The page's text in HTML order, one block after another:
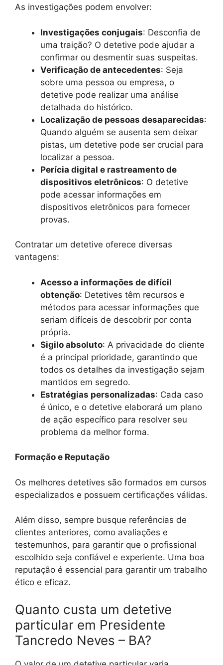
As investigações podem envolver:
Investigações conjugais: Desconfia de
uma traição? O detetive pode ajudar a
confirmar ou desmentir suas suspeitas.
Verificação de antecedentes: Seja
sobre uma pessoa ou empresa, o
detetive pode realizar uma análise
detalhada do histórico.
Localização de pessoas desaparecidas:
Quando alguém se ausenta sem deixar
pistas, um detetive pode ser crucial para
localizar a pessoa.
Perícia digital e rastreamento de
dispositivos eletrônicos: O detetive
pode acessar informações em
dispositivos eletrônicos para fornecer
provas.
Contratar um detetive oferece diversas
vantagens:
Acesso a informações de difícil
obtenção: Detetives têm recursos e
métodos para acessar informações que
seriam difíceis de descobrir por conta
própria.
Sigilo absoluto: A privacidade do cliente
é a principal prioridade, garantindo que
todos os detalhes da investigação sejam
mantidos em segredo.
Estratégias personalizadas: Cada caso
é único, e o detetive elaborará um plano
de ação específico para resolver seu
problema da melhor forma.
Formação e Reputação
Os melhores detetives são formados em cursos
especializados e possuem certificações válidas.
Além disso, sempre busque referências de
clientes anteriores, como avaliações e
testemunhos, para garantir que o profissional
escolhido seja confiável e experiente. Uma boa
reputação é essencial para garantir um trabalho
ético e eficaz.
Quanto custa um detetive
particular em Presidente
Tancredo Neves – BA?